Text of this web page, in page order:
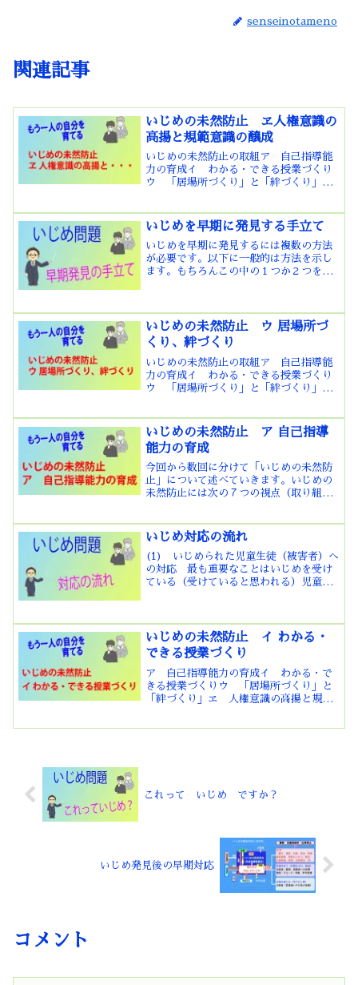
senseinotameno
関連記事
いじめの未然防止 ヱ人権意識の
高揚と規範意識の醸成
いじめの未然防止の取組ア 自己指導能
力の育成イ わかる・できる授業づくり
ウ 「居場所づくり」と「絆づくり」
めの未然防止教育の実施？キ゚ SOSの出
し方に関する教育の推進 ...
いじめを早期に発見する手立て
いじめを早期に発見するには複数の方法
が必要です。以下に一般的は方法を示し
ます。もちろんこの中の１つか２つを実
じめを見逃さないことが重要...
いじめの未然防止 ウ 居場所づ
くり、絆づくり
いじめの未然防止の取組ア 自己指導能
力の育成イ わかる・できる授業づくり
ウ 「居場所づくり」と「絆づくり」
めの未然防止教育の実施キ゚ SOSの出し
方に関する教育の推進 い...
いじめの未然防止 ア 自己指導
能力の育成
今回から数回に分けて「いじめの未然防
止」について述べていきます。いじめの
未然防止には次の７つの視点（取り組
ウ 「居場所づくり」と「絆づくり」
ヱ 人権意識の高揚と規範意識...
いじめ対応の流れ
(1) いじめられた児童生徒（被害者）へ
の対応 最も重要なことはいじめを受け
ている（受けていると思われる）児童生
業中、休み時間、放課...
いじめの未然防止 イ わかる・
できる授業づくり
ア 自己指導能力の育成イ わかる・で
きる授業づくりウ 「居場所づくり」と
「絆づくり」ヱ 人権意識の高揚と規範
これって いじめ ですか？
いじめ発見後の早期対応
コメント